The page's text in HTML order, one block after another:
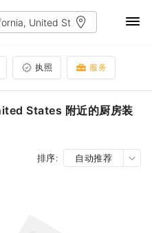
执照 服务
States 附近的厨房装
排序: 自动推荐